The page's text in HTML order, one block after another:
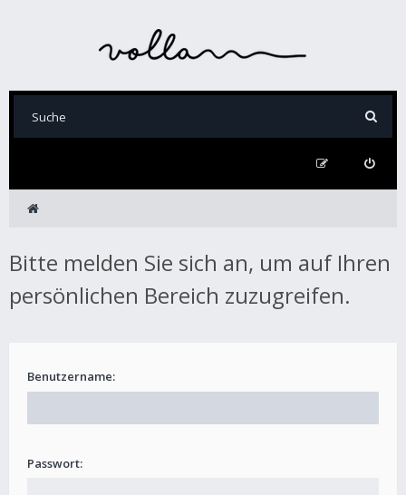
Bitte melden Sie sich an, um auf Ihren
persönlichen Bereich zuzugreifen.
Benutzername:
Passwort: